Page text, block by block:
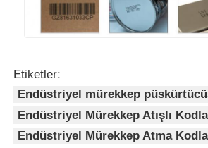
Etiketler:
Endüstriyel mürekkep
Endüstriyel Mürekkep Atışlı
Endüstriyel Mürekkep Atma